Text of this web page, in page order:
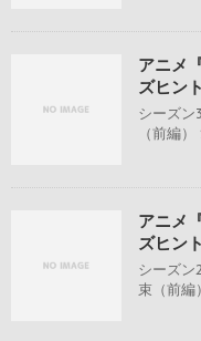
アニメ
ズヒン
シーズ
（前編
アニメ
ズヒン
シーズ
束（前編